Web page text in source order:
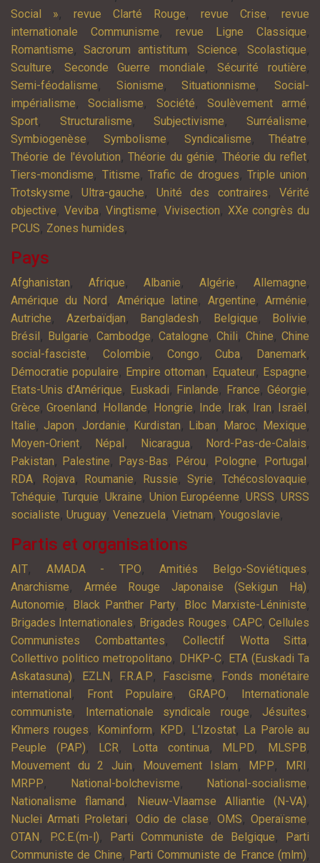
Social », revue Clarté Rouge, revue Crise, revue
internationale Communisme, revue Ligne Classique,
Romantisme,Sacrorum antistitum, Science, Scolastique,
Sculture, Seconde Guerre mondiale,Sécurité routière,
Semi-féodalisme, Sionisme,Situationnisme,Social-
impérialisme,Socialisme, Société, Soulèvement armé,
Sport, Structuralisme,Subjectivisme,Surréalisme,
Symbiogenèse,Symbolisme, Syndicalisme,Théatre,
Théorie de l'évolution,Théorie du génie, Théorie du reflet,
Tiers-mondisme, Titisme,Trafic de drogues,Triple union,
Trotskysme,Ultra-gauche, Unité des contraires,Vérité
objective, Veviba,Vingtisme,Vivisection, XXe congrès du
PCUS, Zones humides,
Pays
Afghanistan, Afrique, Albanie, Algérie, Allemagne,
Amérique du Nord, Amérique latine, Argentine, Arménie,
Autriche, Azerbaïdjan, Bangladesh, Belgique, Bolivie,
Brésil, Bulgarie, Cambodge, Catalogne, Chili, Chine, Chine
social-fasciste, Colombie, Congo,Cuba, Danemark,
Démocratie populaire, Empire ottoman, Equateur, Espagne,
Etats-Unis d'Amérique, Euskadi, Finlande, France,Géorgie,
Grèce, Groenland, Hollande, Hongrie, Inde, Irak, Iran, Israël,
Italie, Japon, Jordanie, Kurdistan, Liban, Maroc, Mexique,
Moyen-Orient, Népal, Nicaragua, Nord-Pas-de-Calais,
Pakistan, Palestine, Pays-Bas, Pérou, Pologne, Portugal,
RDA, Rojava, Roumanie, Russie, Syrie, Tchécoslovaquie,
Tchéquie,Turquie,Ukraine, Union Européenne, URSS,URSS
socialiste, Uruguay, Venezuela, Vietnam, Yougoslavie,
Partis et organisations
AIT, AMADA - TPO,Amitiés Belgo-Soviétiques,
Anarchisme, Armée Rouge Japonaise (Sekigun Ha),
Autonomie, Black Panther Party, Bloc Marxiste-Léniniste,
Brigades Internationales, Brigades Rouges, CAPC,Cellules
Communistes Combattantes, Collectif Wotta Sitta,
Collettivo politico metropolitano, DHKP-C, ETA (Euskadi Ta
Askatasuna), EZLN, F.R.A.P, Fascisme, Fonds monétaire
international, Front Populaire, GRAPO, Internationale
communiste, Internationale syndicale rouge, Jésuites,
Khmers rouges, Kominform, KPD, L’Izostat, La Parole au
Peuple (PAP), LCR, Lotta continua, MLPD, MLSPB,
Mouvement du 2 Juin, Mouvement Islam, MPP, MRI ,
MRPP, National-bolchevisme, National-socialisme,
Nationalisme flamand, Nieuw-Vlaamse Alliantie (N-VA),
Nuclei Armati Proletari, Odio de clase,OMS,Operaïsme,
OTAN, P.C.E.(m-l), Parti Communiste de Belgique, Parti
Communiste de Chine, Parti Communiste de France (mlm),